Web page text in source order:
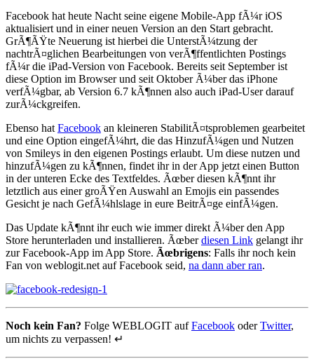
Facebook hat heute Nacht seine eigene Mobile-App fÃ¼r iOS
aktualisiert und in einer neuen Version an den Start gebracht.
GrÃ¶ÃŸte Neuerung ist hierbei die UnterstÃ¼tzung der
nachtrÃ¤glichen Bearbeitungen von verÃ¶ffentlichten Postings
fÃ¼r die iPad-Version von Facebook. Bereits seit September ist
diese Option im Browser und seit Oktober Ã¼ber das iPhone
verfÃ¼gbar, ab Version 6.7 kÃ¶nnen also auch iPad-User darauf
zurÃ¼ckgreifen.
Ebenso hat Facebook an kleineren StabilitÃ¤tsproblemen gearbeitet
und eine Option eingefÃ¼hrt, die das HinzufÃ¼gen und Nutzen
von Smileys in den eigenen Postings erlaubt. Um diese nutzen und
hinzufÃ¼gen zu kÃ¶nnen, findet ihr in der App jetzt einen Button
in der unteren Ecke des Textfeldes. Ãœber diesen kÃ¶nnt ihr
letztlich aus einer groÃŸen Auswahl an Emojis ein passendes
Gesicht je nach GefÃ¼hlslage in eure BeitrÃ¤ge einfÃ¼gen.
Das Update kÃ¶nnt ihr euch wie immer direkt Ã¼ber den App
Store herunterladen und installieren. Ãœberdiesen Link gelangt ihr
zur Facebook-App im App Store. Ãœbrigens: Falls ihr noch kein
Fan von weblogit.net auf Facebook seid, na dann aber ran.
Noch kein Fan? Folge WEBLOGIT aufFacebook oderTwitter,
um nichts zu verpassen! ↵